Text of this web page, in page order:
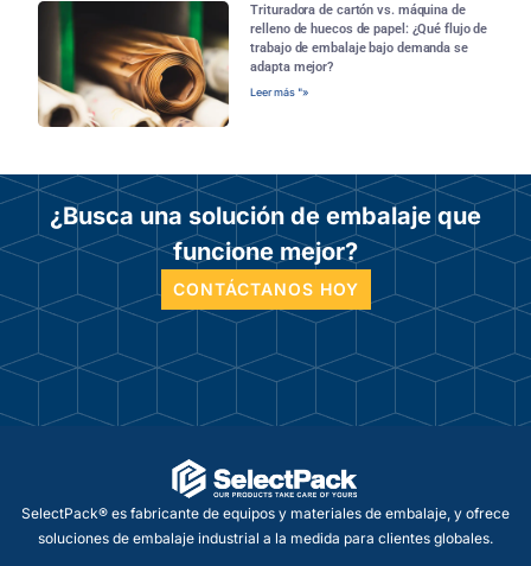
Trituradora de cartón vs. máquina de
relleno de huecos de papel: ¿Qué flujo de
trabajo de embalaje bajo demanda se
adapta mejor?
Leer más "»
¿Busca una solución de embalaje que
funcione mejor?
CONTÁCTANOS HOY
SelectPack® es fabricante de equipos y materiales de embalaje, y ofrece
soluciones de embalaje industrial a la medida para clientes globales.